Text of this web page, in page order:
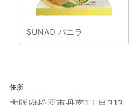
SUNAO バニラ
住所